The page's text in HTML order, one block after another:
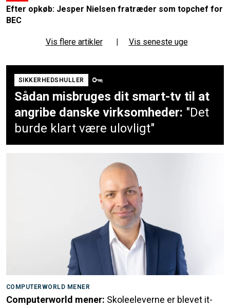
Efter opkøb: Jesper Nielsen fratræder som topchef for
BEC
Vis flere artikler | Vis seneste uge
SIKKERHEDSHULLER
Sådan misbruges dit smart-tv til at
angribe danske virksomheder: "Det
burde klart være ulovligt"
COMPUTERWORLD MENER
Computerworld mener: Skoleeleverne er blevet it-